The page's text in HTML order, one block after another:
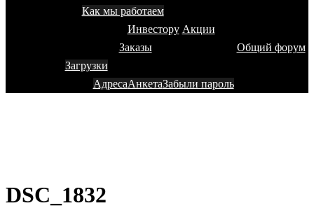
Как мы работаем
Инвестору Акции
Заказы
Загрузки
АдресаАнкетаЗабыли пароль
Общий форум
DSC_1832